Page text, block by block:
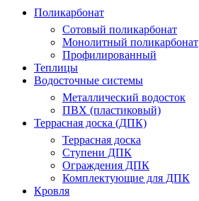
Поликарбонат
Сотовый поликарбонат
Монолитный поликарбонат
Профилированный
Теплицы
Водосточные системы
Металлический водосток
ПВХ (пластиковый)
Террасная доска (ДПК)
Террасная доска
Ступени ДПК
Ограждения ДПК
Комплектующие для ДПК
Кровля